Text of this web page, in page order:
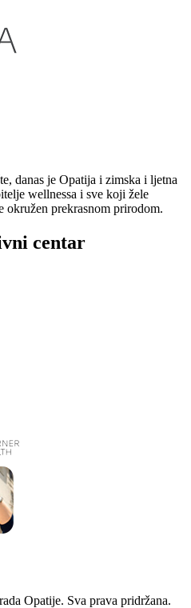
danas je Opatija i zimska i ljetna
wellnessa i sve koji žele
okružen prekrasnom prirodom.
centar
Opatije. Sva prava pridržana.